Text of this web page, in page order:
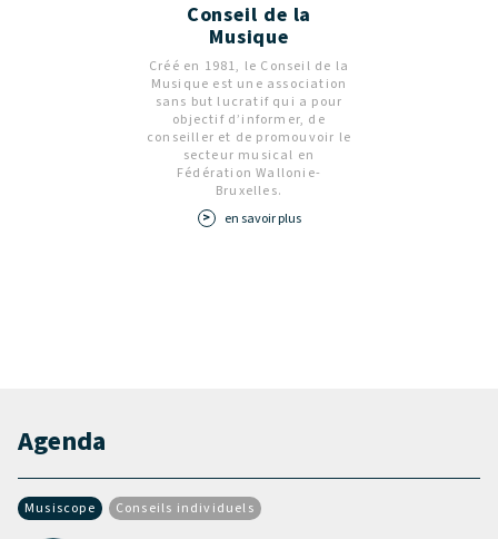
Conseil de la
Musique
Créé en 1981, le Conseil de la
Musique est une association
sans but lucratif qui a pour
objectif d’informer, de
conseiller et de promouvoir le
secteur musical en
Fédération Wallonie-
Bruxelles.
en savoir plus
Agenda
Musiscope Conseils individuels